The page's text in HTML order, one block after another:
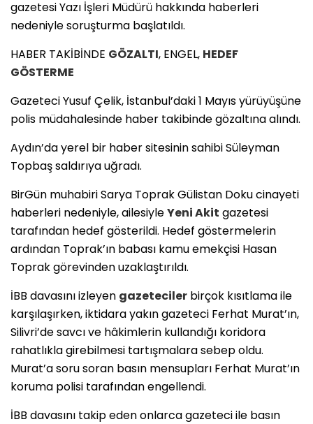
gazetesi Yazı İşleri Müdürü hakkında haberleri
nedeniyle soruşturma başlatıldı.
HABER TAKİBİNDE GÖZALTI, ENGEL, HEDEF
GÖSTERME
Gazeteci Yusuf Çelik, İstanbul’daki 1 Mayıs yürüyüşüne
polis müdahalesinde haber takibinde gözaltına alındı.
Aydın’da yerel bir haber sitesinin sahibi Süleyman
Topbaş saldırıya uğradı.
BirGün muhabiri Sarya Toprak Gülistan Doku cinayeti
haberleri nedeniyle, ailesiyleYeni Akit gazetesi
tarafından hedef gösterildi. Hedef göstermelerin
ardından Toprak’ın babası kamu emekçisi Hasan
Toprak görevinden uzaklaştırıldı.
İBB davasını izleyen gazeteciler birçok kısıtlama ile
karşılaşırken, iktidara yakın gazeteci Ferhat Murat’ın,
Silivri’de savcı ve hâkimlerin kullandığı koridora
rahatlıkla girebilmesi tartışmalara sebep oldu.
Murat’a soru soran basın mensupları Ferhat Murat’ın
koruma polisi tarafından engellendi.
İBB davasını takip eden onlarca gazeteci ile basın